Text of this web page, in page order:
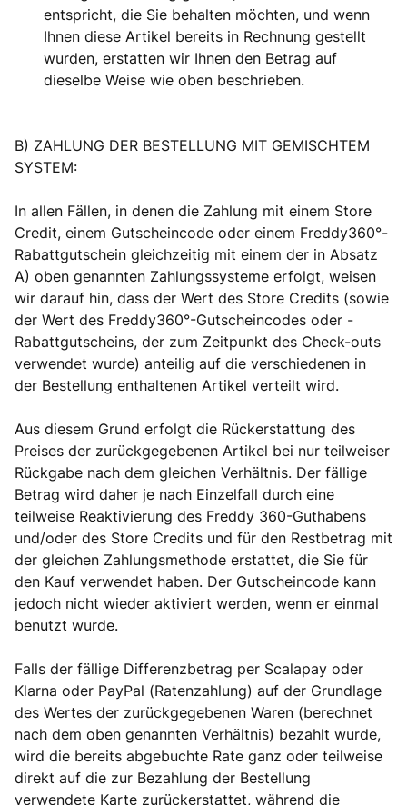
entspricht, die Sie behalten möchten, und wenn
Ihnen diese Artikel bereits in Rechnung gestellt
wurden, erstatten wir Ihnen den Betrag auf
dieselbe Weise wie oben beschrieben.
B) ZAHLUNG DER BESTELLUNG MIT GEMISCHTEM
SYSTEM:
In allen Fällen, in denen die Zahlung mit einem Store
Credit, einem Gutscheincode oder einem Freddy360°-
Rabattgutschein gleichzeitig mit einem der in Absatz
A) oben genannten Zahlungssysteme erfolgt, weisen
wir darauf hin, dass der Wert des Store Credits (sowie
der Wert des Freddy360°-Gutscheincodes oder -
Rabattgutscheins, der zum Zeitpunkt des Check-outs
verwendet wurde) anteilig auf die verschiedenen in
der Bestellung enthaltenen Artikel verteilt wird.
Aus diesem Grund erfolgt die Rückerstattung des
Preises der zurückgegebenen Artikel bei nur teilweiser
Rückgabe nach dem gleichen Verhältnis. Der fällige
Betrag wird daher je nach Einzelfall durch eine
teilweise Reaktivierung des Freddy 360-Guthabens
und/oder des Store Credits und für den Restbetrag mit
der gleichen Zahlungsmethode erstattet, die Sie für
den Kauf verwendet haben. Der Gutscheincode kann
jedoch nicht wieder aktiviert werden, wenn er einmal
benutzt wurde.
Falls der fällige Differenzbetrag per Scalapay oder
Klarna oder PayPal (Ratenzahlung) auf der Grundlage
des Wertes der zurückgegebenen Waren (berechnet
nach dem oben genannten Verhältnis) bezahlt wurde,
wird die bereits abgebuchte Rate ganz oder teilweise
direkt auf die zur Bezahlung der Bestellung
verwendete Karte zurückerstattet, während die